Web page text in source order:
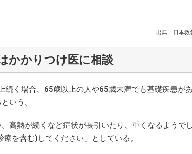
出典：日本救
かかりつけ医に相談
く場合、65歳以上の人や65歳未満でも基礎疾患が
いう。
高熱が続くなど症状が長引いたり、重くなるようで
を含む)してください」としている。